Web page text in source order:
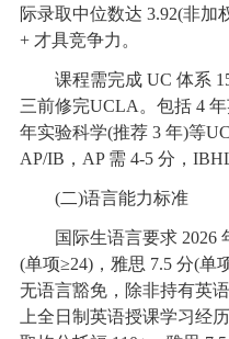
际录取中位数达 3.92(非加
+ 才具竞争力。
课程需完成 UC 体系 15
三前修完UCLA。包括 4
年实验科学(推荐 3 年)等
AP/IB，AP 需 4-5 分，
(二)语言能力标准
国际生语言要求 2026
(单项≥24)，雅思 7.5 分(单
无语言豁免，除非持有英
上全日制英语授课学习经